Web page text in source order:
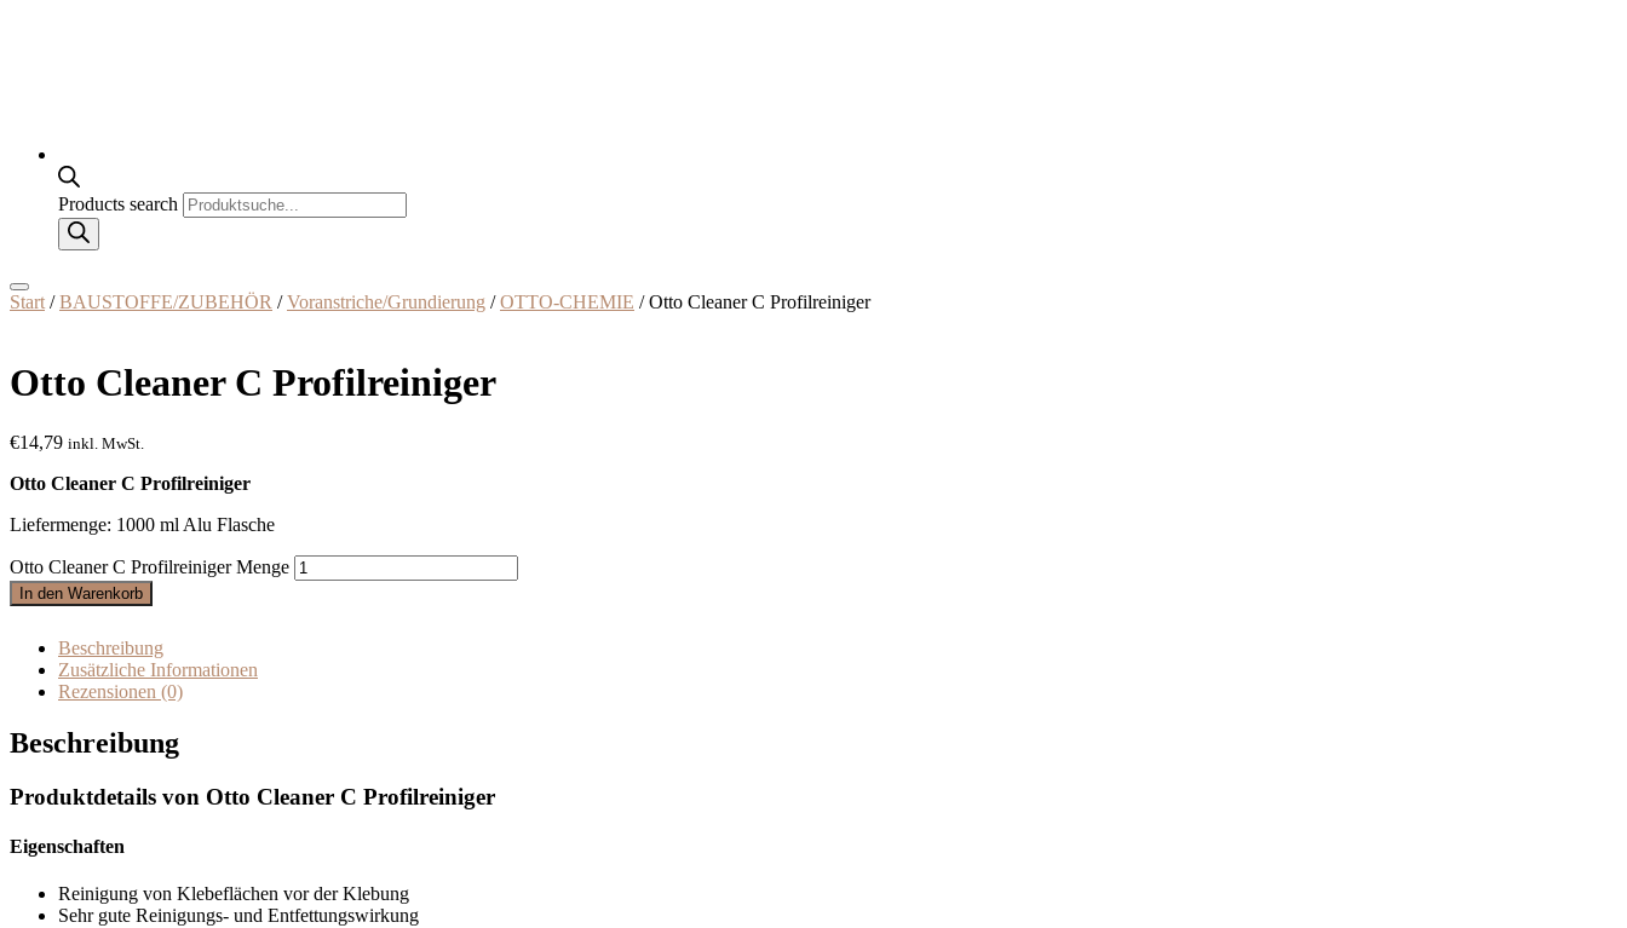
Products search
Start /BAUSTOFFE/ZUBEHÖR /Voranstriche/Grundierung /OTTO-CHEMIE / Otto Cleaner C Profilreiniger
Otto Cleaner C Profilreiniger
€14,79 inkl. MwSt.
Otto Cleaner C Profilreiniger
Liefermenge: 1000 ml Alu Flasche
Otto Cleaner C Profilreiniger Menge
In den Warenkorb
Beschreibung
Zusätzliche Informationen
Rezensionen (0)
Beschreibung
Produktdetails von Otto Cleaner C Profilreiniger
Eigenschaften
Reinigung von Klebeflächen vor der Klebung
Sehr gute Reinigungs- und Entfettungswirkung